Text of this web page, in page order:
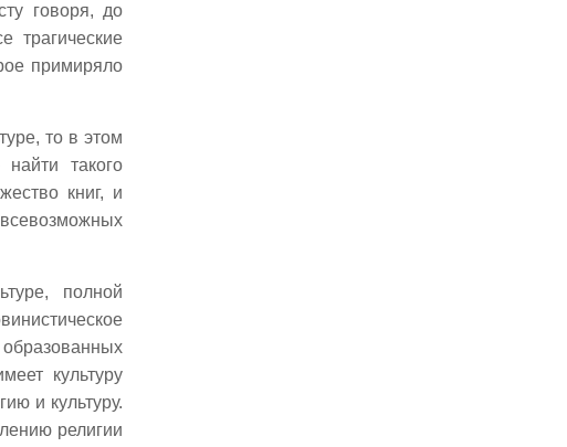
говоря, до
трагические
примиряло
то в этом
такого
книг, и
полной
культуру
и культуру.
религии